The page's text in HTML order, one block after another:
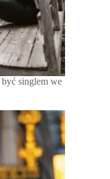
singlem we